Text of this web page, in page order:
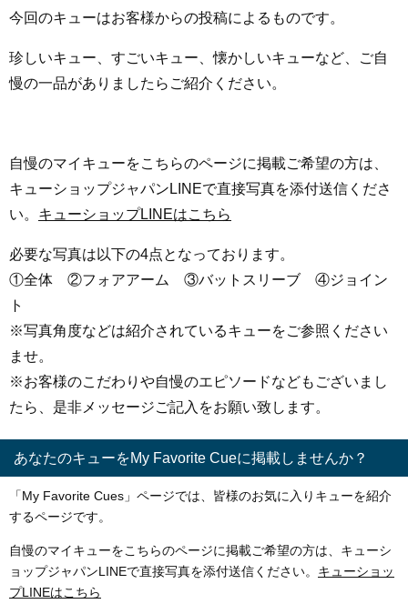
今回のキューはお客様からの投稿によるものです。
珍しいキュー、すごいキュー、懐かしいキューなど、ご自
慢の一品がありましたらご紹介ください。
自慢のマイキューをこちらのページに掲載ご希望の方は、
キューショップジャパンLINEで直接写真を添付送信くださ
い。 キューショップLINEはこちら
必要な写真は以下の4点となっております。
①全体 ②フォアアーム ③バットスリーブ ④ジョイン
ト
※写真角度などは紹介されているキューをご参照ください
ませ。
※お客様のこだわりや自慢のエピソードなどもございまし
たら、是非メッセージご記入をお願い致します。
あなたのキューをMy Favorite Cueに掲載しませんか？
「My Favorite Cues」ページでは、皆様のお気に入りキューを紹介
するページです。
自慢のマイキューをこちらのページに掲載ご希望の方は、キューシ
ョップジャパンLINEで直接写真を添付送信ください。 キューショッ
プLINEはこちら